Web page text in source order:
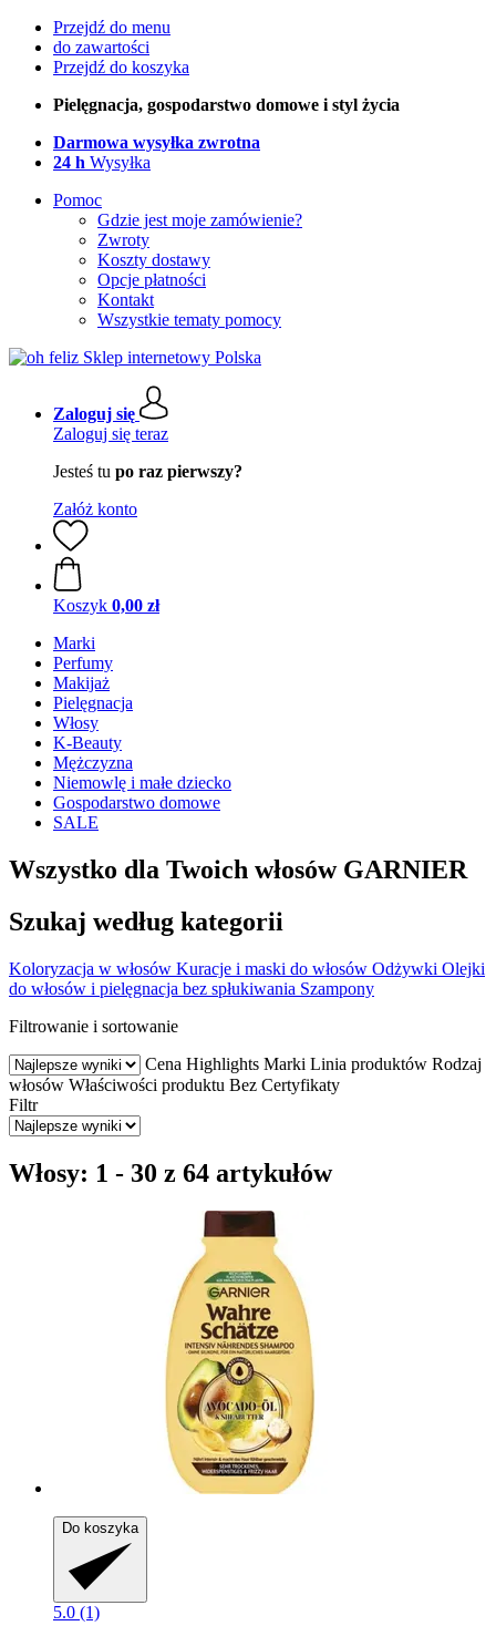
Przejdź do menu
do zawartości
Przejdź do koszyka
Pielęgnacja, gospodarstwo domowe i styl życia
Darmowa wysyłka zwrotna
24 h Wysyłka
Pomoc
Gdzie jest moje zamówienie?
Zwroty
Koszty dostawy
Opcje płatności
Kontakt
Wszystkie tematy pomocy
Zaloguj się
Zaloguj się teraz
Jesteś tu po raz pierwszy?
Załóż konto
Koszyk 0,00 zł
Marki
Perfumy
Makijaż
Pielęgnacja
Włosy
K-Beauty
Mężczyzna
Niemowlę i małe dziecko
Gospodarstwo domowe
SALE
Wszystko dla Twoich włosów GARNIER
Szukaj według kategorii
Koloryzacja w włosów Kuracje i maski do włosów Odżywki Olejki
do włosów i pielęgnacja bez spłukiwania Szampony
Filtrowanie i sortowanie
Cena Highlights Marki Linia produktów Rodzaj
włosów Właściwości produktu Bez Certyfikaty
Filtr
Włosy: 1 - 30 z 64 artykułów
Do koszyka
5.0 (1)